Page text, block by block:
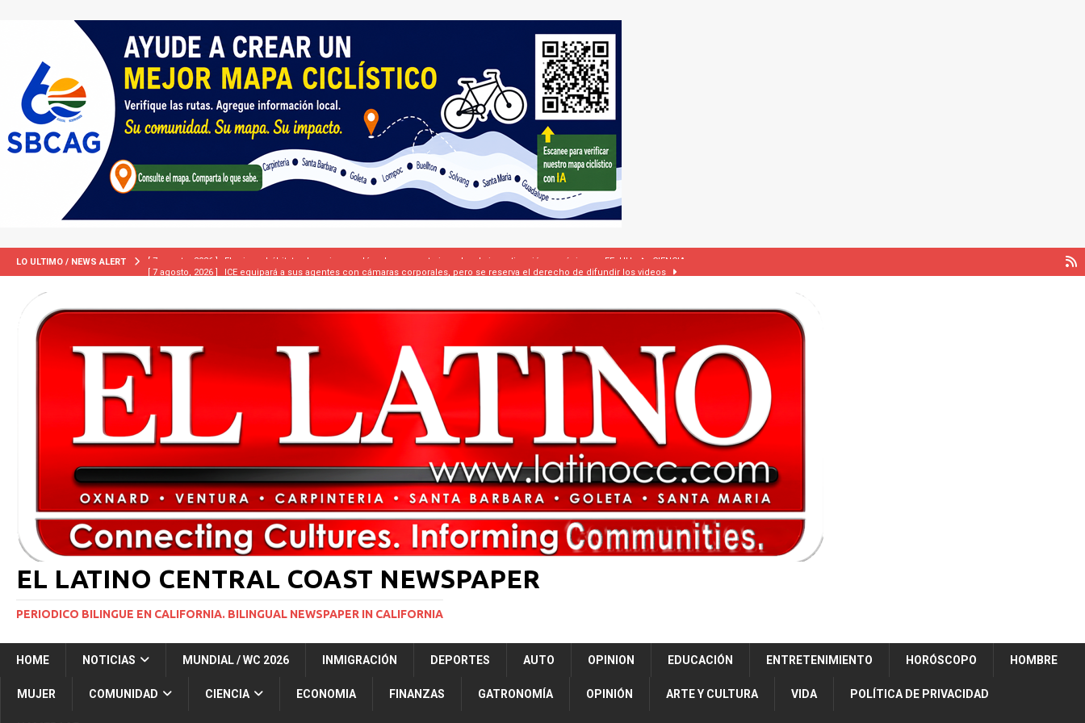
LO ULTIMO / NEWS ALERT [ 7 agosto, 2026 ] ICE equipará a sus agentes con cámaras corporales, pero se reserva el derecho de difundir los videos
[ 7 agosto, 2026 ] Turquía, Pakistán y Arabia Saudí firman pacto de defensa mutua ante escalada de tensiones en Oriente Medio
[ 2 julio, 2024 ] Colombia apaga el ‘efecto Vini’. Brasil 1 – Colombia 1 DEPORTE
Corte Suprema levanta suspensión a ley de Texas que permite a la policía detener a migrantes
INMIGRACIÓN
Potente tormenta invernal desatará la mayor nevada en lo que va del año en California NACIONALES
[ 7 agosto, 2026 ] Simi Valley Man Sentenced to 51 Years to Life for Murdering Girlfriend in Front of Her Children LOCAL
[ 7 agosto, 2026 ] El primer hábitat submarino en décadas promete impulsar la investigación oceánica en EE. UU. CIENCIA
EL LATINO CENTRAL COAST NEWSPAPER
PERIODICO BILINGUE EN CALIFORNIA. BILINGUAL NEWSPAPER IN CALIFORNIA
HOME NOTICIAS MUNDIAL / WC 2026 INMIGRACIÓN DEPORTES AUTO OPINION EDUCACIÓN ENTRETENIMIENTO HORÓSCOPO HOMBRE
MUJER COMUNIDAD CIENCIA ECONOMIA FINANZAS GATRONOMÍA OPINIÓN ARTE Y CULTURA VIDA POLÍTICA DE PRIVACIDAD